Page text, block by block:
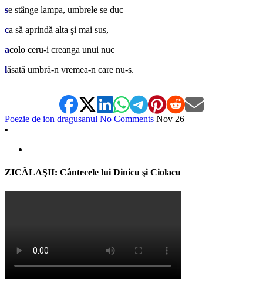
se stânge lampa, umbrele se duc
ca să aprindă alta şi mai sus,
acolo ceru-i creanga unui nuc
lăsată umbră-n vremea-n care nu-s.
Poezie de ion dragusanul No Comments Nov 26
ZICĂLAŞII: Cântecele lui Dinicu şi Ciolacu